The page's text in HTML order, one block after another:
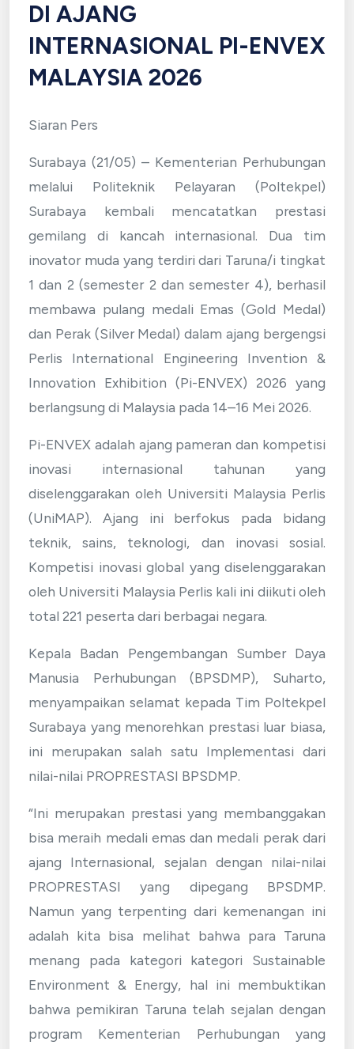
DI AJANG
INTERNASIONAL PI-ENVEX
MALAYSIA 2026
Siaran Pers
Surabaya (21/05) – Kementerian Perhubungan
melalui Politeknik Pelayaran (Poltekpel)
Surabaya kembali mencatatkan prestasi
gemilang di kancah internasional. Dua tim
inovator muda yang terdiri dari Taruna/i tingkat
1 dan 2 (semester 2 dan semester 4), berhasil
membawa pulang medali Emas (Gold Medal)
dan Perak (Silver Medal) dalam ajang bergengsi
Perlis International Engineering Invention &
Innovation Exhibition (Pi-ENVEX) 2026 yang
berlangsung di Malaysia pada 14–16 Mei 2026.
Pi-ENVEX adalah ajang pameran dan kompetisi
inovasi internasional tahunan yang
diselenggarakan oleh Universiti Malaysia Perlis
(UniMAP). Ajang ini berfokus pada bidang
teknik, sains, teknologi, dan inovasi sosial.
Kompetisi inovasi global yang diselenggarakan
oleh Universiti Malaysia Perlis kali ini diikuti oleh
total 221 peserta dari berbagai negara.
Kepala Badan Pengembangan Sumber Daya
Manusia Perhubungan (BPSDMP), Suharto,
menyampaikan selamat kepada Tim Poltekpel
Surabaya yang menorehkan prestasi luar biasa,
ini merupakan salah satu Implementasi dari
nilai-nilai PROPRESTASI BPSDMP.
“Ini merupakan prestasi yang membanggakan
bisa meraih medali emas dan medali perak dari
ajang Internasional, sejalan dengan nilai-nilai
PROPRESTASI yang dipegang BPSDMP.
Namun yang terpenting dari kemenangan ini
adalah kita bisa melihat bahwa para Taruna
menang pada kategori kategori Sustainable
Environment & Energy, hal ini membuktikan
bahwa pemikiran Taruna telah sejalan dengan
program Kementerian Perhubungan yang